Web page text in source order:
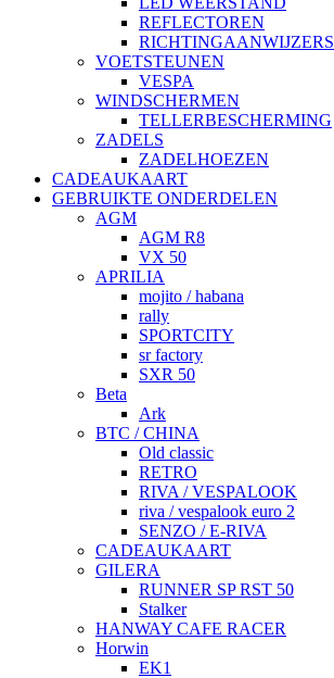
REFLECTOREN
RICHTINGAANWIJZERS
VOETSTEUNEN
VESPA
WINDSCHERMEN
TELLERBESCHERMING
ZADELS
ZADELHOEZEN
CADEAUKAART
GEBRUIKTE ONDERDELEN
AGM
AGM R8
VX 50
APRILIA
mojito / habana
rally
SPORTCITY
sr factory
SXR 50
Beta
Ark
BTC / CHINA
Old classic
RETRO
RIVA / VESPALOOK
riva / vespalook euro 2
SENZO / E-RIVA
CADEAUKAART
GILERA
RUNNER SP RST 50
Stalker
HANWAY CAFE RACER
Horwin
EK1